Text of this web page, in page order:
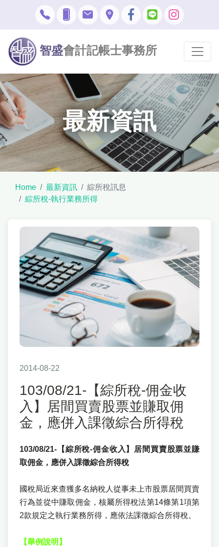
智盛會計記帳士事務所
最新資訊
Home 最新資訊
綜所稅訊息
綜所稅-執行業務所得
2014-08-22
103/08/21-【綜所稅-佣金收
入】居間買賣股票並賺取佣
金，應併入課徵綜合所得稅
103/08/21-【綜所稅-佣金收入】居間買賣股票並賺
取佣金，應併入課徵綜合所得稅
國稅局近來查獲多名納稅人從事未上市股票居間買賣
行為並從中賺取佣金，核屬所得稅法第14條第1項第
2款規定之執行業務所得，應依法課徵綜合所得稅。
【舉例說明】